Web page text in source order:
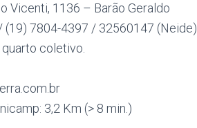
Vicenti, 1136 – Barão Geraldo
(19) 7804-4397 / 32560147 (Neide)
quarto coletivo.
3,2 Km (> 8 min.)